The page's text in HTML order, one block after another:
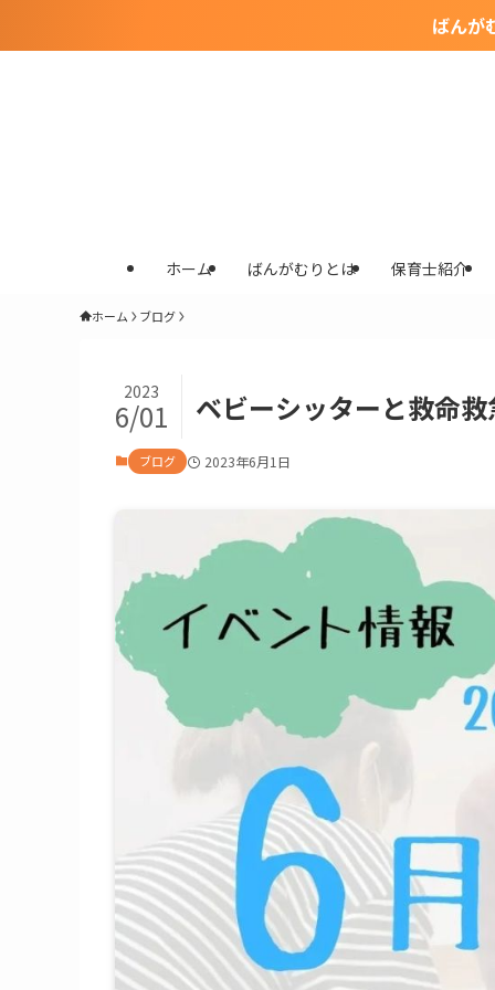
ばんが
ホーム ばんがむりとは 保育士紹介
ホーム ブログ
ベビーシッターと救命
2023
6/01
ブログ 2023年6月1日